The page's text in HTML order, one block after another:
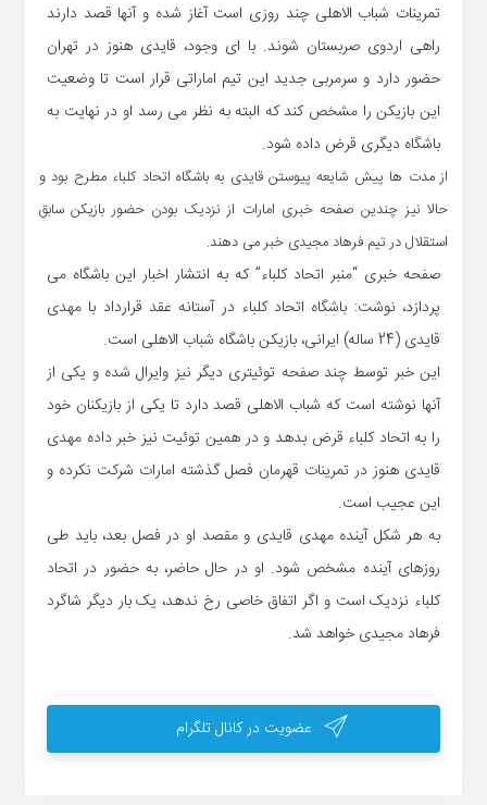
تمرینات شباب الاهلی چند روزی است آغاز شده و آنها قصد دارند
راهی اردوی صربستان شوند. با ای وجود، قایدی هنوز در تهران
حضور دارد و سرمربی جدید این تیم اماراتی قرار است تا وضعیت
این بازیکن را مشخص کند که البته به نظر می رسد او در نهایت به
باشگاه دیگری قرض داده شود.
از مدت ها پیش شایعه پیوستن قایدی به باشگاه اتحاد کلباء مطرح بود و
حالا نیز چندین صفحه خبری امارات از نزدیک بودن حضور بازیکن سابق
استقلال در تیم فرهاد مجیدی خبر می دهند.
صفحه خبری “منبر اتحاد کلباء” که به انتشار اخبار این باشگاه می
پردازد، نوشت: باشگاه اتحاد کلباء در آستانه عقد قرارداد با مهدی
قایدی (24 ساله) ایرانی، بازیکن باشگاه شباب الاهلی است.
این خبر توسط چند صفحه توئیتری دیگر نیز وایرال شده و یکی از
آنها نوشته است که شباب الاهلی قصد دارد تا یکی از بازیکنان خود
را به اتحاد کلباء قرض بدهد و در همین توئیت نیز خبر داده مهدی
قایدی هنوز در تمرینات قهرمان فصل گذشته امارات شرکت نکرده و
این عجیب است.
به هر شکل آینده مهدی قایدی و مقصد او در فصل بعد، باید طی
روزهای آینده مشخص شود. او در حال حاضر، به حضور در اتحاد
کلباء نزدیک است و اگر اتفاق خاصی رخ ندهد، یک بار دیگر شاگرد
فرهاد مجیدی خواهد شد.
عضویت در کانال تلگرام